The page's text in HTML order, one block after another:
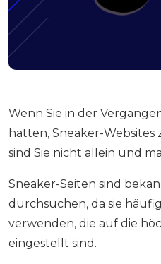
Wenn Sie in der
hatten, Sneaker-
sind Sie nicht allein und
Sneaker-Seiten sind
durchsuchen, da sie
verwenden, die auf die
eingestellt sind.